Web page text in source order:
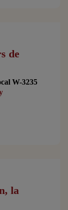
de
W-3235
la